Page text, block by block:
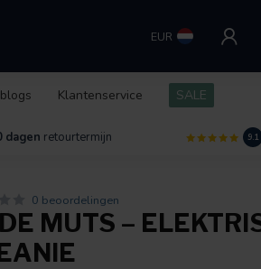
EUR
Klantenservice SALE
dagen retourtermijn 9.1
0 beoordelingen
MUTS –